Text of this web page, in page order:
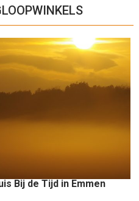
Bij de Tijd in Emmen